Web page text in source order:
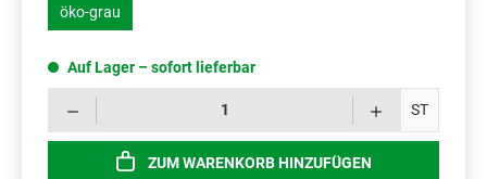
öko-grau
Auf Lager – sofort lieferbar
ST
ZUM WARENKORB HINZUFÜGEN